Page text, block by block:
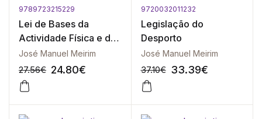
9789723215229
Lei de Bases da
Actividade Física e do
Desporto
José Manuel Meirim
27.56€ 24.80€
9720032011232
Legislação do
Desporto
José Manuel Meirim
37.10€ 33.39€